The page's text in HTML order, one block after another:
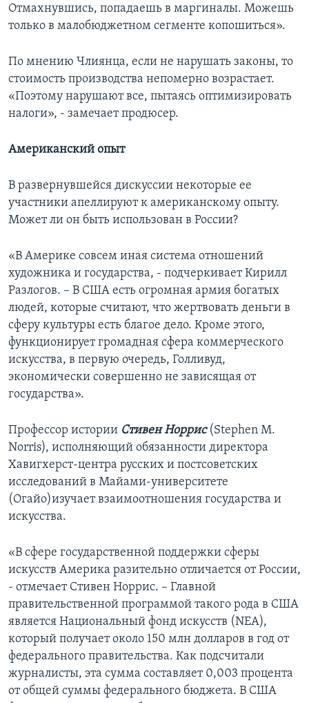
Отмахнувшись, попадаешь в маргиналы. Можешь
только в малобюджетном сегменте копошиться».
По мнению Члиянца, если не нарушать законы, то
стоимость производства непомерно возрастает.
«Поэтому нарушают все, пытаясь оптимизировать
налоги», - замечает продюсер.
Американский опыт
В развернувшейся дискуссии некоторые ее
участники апеллируют к американскому опыту.
Может ли он быть использован в России?
«В Америке совсем иная система отношений
художника и государства, - подчеркивает Кирилл
Разлогов. – В США есть огромная армия богатых
людей, которые считают, что жертвовать деньги в
сферу культуры есть благое дело. Кроме этого,
функционирует громадная сфера коммерческого
искусства, в первую очередь, Голливуд,
экономически совершенно не зависящая от
государства».
Профессор истории Стивен Норрис(Stephen M.
Norris), исполняющий обязанности директора
Хавигхерст-центра русских и постсоветских
исследований в Майами-университете
(Огайо)изучает взаимоотношения государства и
искусства.
«В сфере государственной поддержки сферы
искусств Америка разительно отличается от России,
- отмечает Стивен Норрис. – Главной
правительственной программой такого рода в США
является Национальный фонд искусств (NEA),
который получает около 150 млн долларов в год от
федерального правительства. Как подсчитали
журналисты, эта сумма составляет 0,003 процента
от общей суммы федерального бюджета. В США